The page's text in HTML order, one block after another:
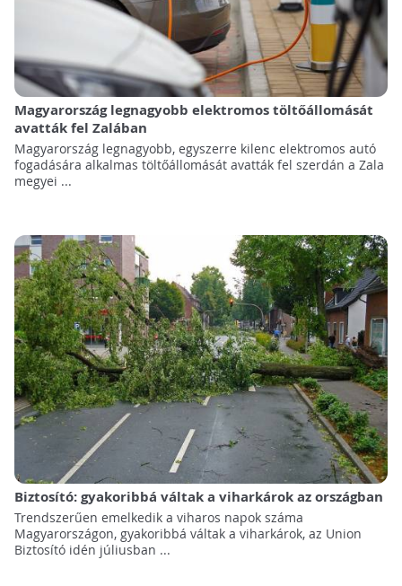
Magyarország legnagyobb elektromos töltőállomását
avatták fel Zalában
Magyarország legnagyobb, egyszerre kilenc elektromos autó
fogadására alkalmas töltőállomását avatták fel szerdán a Zala
megyei ...
Biztosító: gyakoribbá váltak a viharkárok az országban
Trendszerűen emelkedik a viharos napok száma
Magyarországon, gyakoribbá váltak a viharkárok, az Union
Biztosító idén júliusban ...